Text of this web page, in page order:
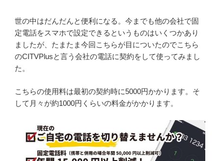
世の中はだんだんと便利になる。今までも他の会社で固
定電話をスマホで設定できるというものはいくつかあり
ましたが、たまたま今回こちらが目についたのでこちら
のCITVPlusと言う会社の電話に契約をして使ってみまし
た。
こちらの使用料は最初の契約時に5000円かかります。そ
して月々が約1000円くらいの料金がかかります。